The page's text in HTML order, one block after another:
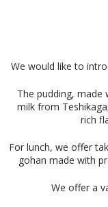
We would like to
The pudding, made
milk from
rich
For lunch, we offer
gohan made with
We offer a